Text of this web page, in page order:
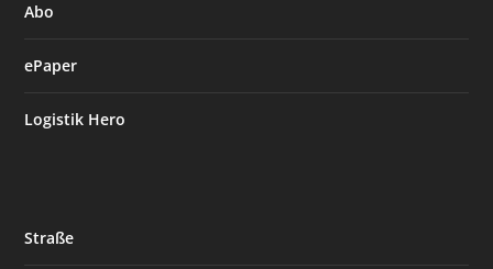
Abo
ePaper
Logistik Hero
Straße